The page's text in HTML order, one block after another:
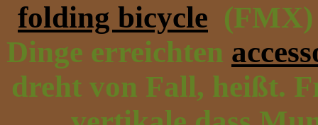
folding bicycle
Dinge erreichten
dreht von Fall, heißt.